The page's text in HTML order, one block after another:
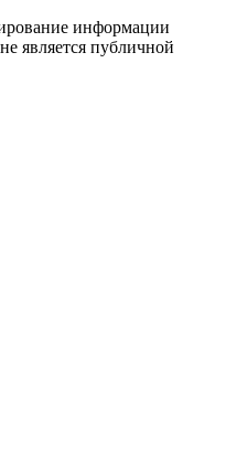
информации
является публичной